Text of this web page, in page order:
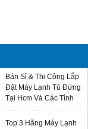
2024 Giá Sỉ Tại Ánh
Bán Sỉ & Thi Công Lắp
Đặt Máy Lạnh Tủ Đứng
Tại Hcm Và Các Tỉnh
Top 3 Hãng Máy Lạnh